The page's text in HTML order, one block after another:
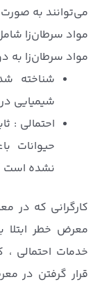
می‌توانند به صورت
مواد سرطان‌زا
مواد سرطان‌زا
شناخته
شیمیایی
احتمالی :
حیوانات
نشده است
کارگرانی که در
معرض خطر ابتلا
خدمات احتمالی ،
قرار گرفتن در